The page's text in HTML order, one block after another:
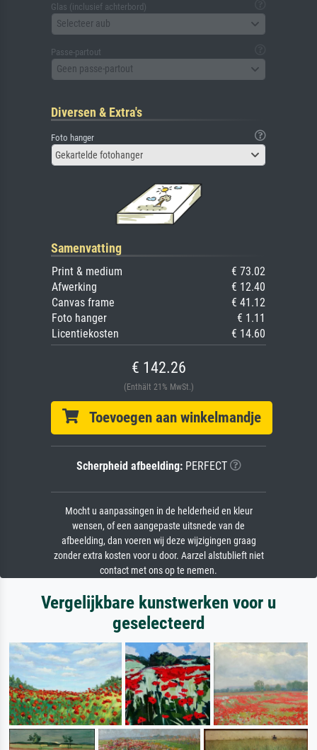
Glas (inclusief achterbord)
Selecteer aub
Passe-partout
Geen passe-partout
Diversen & Extra's
Foto hanger
Gekartelde fotohanger
Samenvatting
Print & medium
€ 73.02
Afwerking
€ 12.40
Canvas frame
€ 41.12
Foto hanger
€ 1.11
Licentiekosten
€ 14.60
€ 142.26
(Enthält 21% MwSt.)
Toevoegen aan winkelmandje
Scherpheid afbeelding:PERFECT
Mocht u aanpassingen in de helderheid en kleur
wensen, of een aangepaste uitsnede van de
afbeelding, dan voeren wij deze wijzigingen graag
zonder extra kosten voor u door. Aarzel alstublieft niet
contact met ons op te nemen.
Vergelijkbare kunstwerken voor u
geselecteerd